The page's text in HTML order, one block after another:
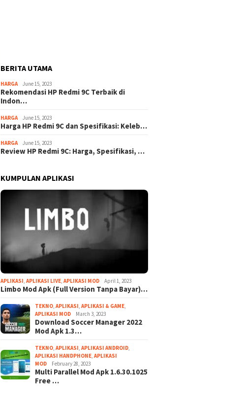
BERITA UTAMA
HARGA June 15, 2023
Rekomendasi HP Redmi 9C Terbaik di
Indon…
HARGA June 15, 2023
Harga HP Redmi 9C dan Spesifikasi: Keleb…
HARGA June 15, 2023
Review HP Redmi 9C: Harga, Spesifikasi, …
KUMPULAN APLIKASI
APLIKASI ,APLIKASI LIVE ,APLIKASI MOD April 1, 2023
Limbo Mod Apk (Full Version Tanpa Bayar)…
TEKNO ,APLIKASI ,APLIKASI & GAME
APLIKASI MOD
March 3, 2023
Download Soccer Manager 2022
Mod Apk 1.3…
TEKNO ,APLIKASI ,APLIKASI ANDROID
APLIKASI HANDPHONE ,APLIKASI
MOD
February 28, 2023
Multi Parallel Mod Apk 1.6.30.1025
Free …